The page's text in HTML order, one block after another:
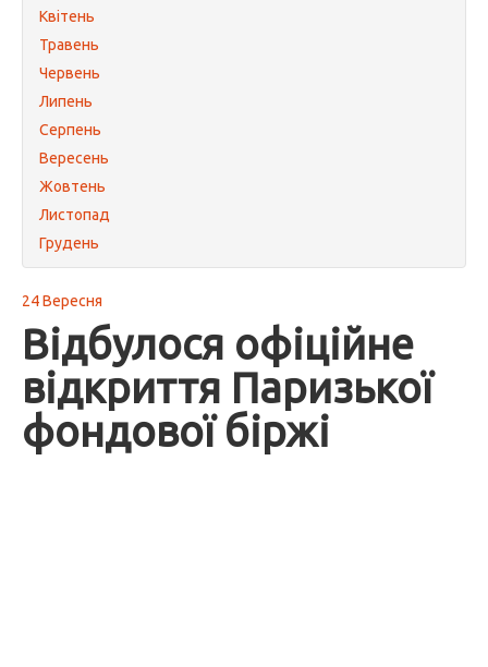
Квітень
Травень
Червень
Липень
Серпень
Вересень
Жовтень
Листопад
Грудень
24 Вересня
Відбулося офіційне
відкриття Паризької
фондової біржі